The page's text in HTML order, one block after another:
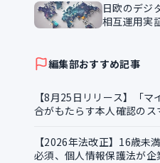
ける実務課
日欧のデジ
相互運用実
編集部おすすめ記事
【8月25日リリース】「マ
合がもたらす本人確認のス
【2026年法改正】16歳未
必須、個人情報保護法が企